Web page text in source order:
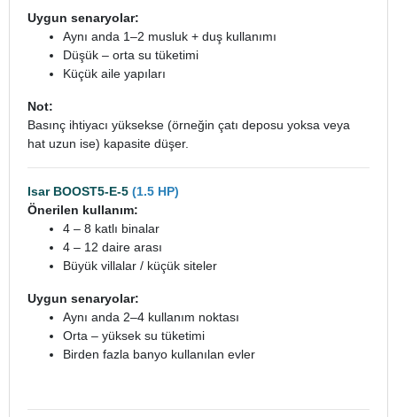
Uygun senaryolar:
Aynı anda 1–2 musluk + duş kullanımı
Düşük – orta su tüketimi
Küçük aile yapıları
Not:
Basınç ihtiyacı yüksekse (örneğin çatı deposu yoksa veya
hat uzun ise) kapasite düşer.
Isar BOOST5-E-5 (1.5 HP)
Önerilen kullanım:
4 – 8 katlı binalar
4 – 12 daire arası
Büyük villalar / küçük siteler
Uygun senaryolar:
Aynı anda 2–4 kullanım noktası
Orta – yüksek su tüketimi
Birden fazla banyo kullanılan evler